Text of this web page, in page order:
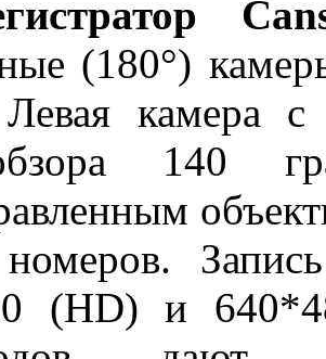
(180°)
камера с
140
(HD) и